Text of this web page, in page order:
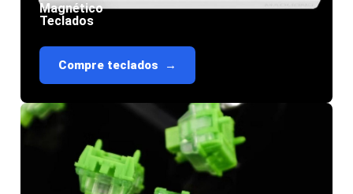
Magnético
Teclados
Compre teclados